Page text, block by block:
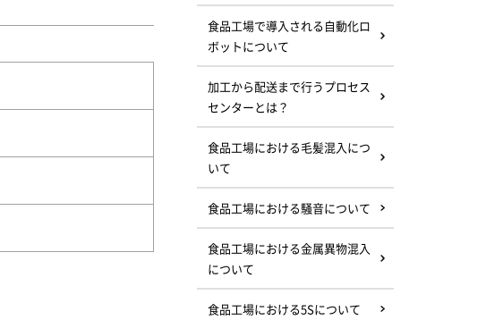
食品工場で導入される自動化ロ
ボットについて
加工から配送まで行うプロセス
センターとは？
食品工場における毛髪混入につ
いて
食品工場における騒音について
食品工場における金属異物混入
について
食品工場における5Sについて